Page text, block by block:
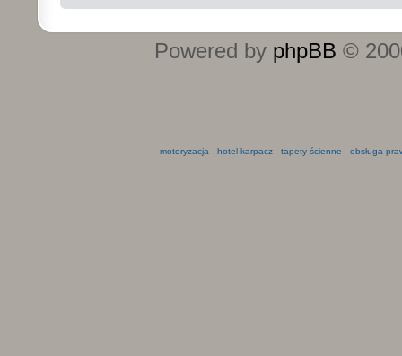
Powered by phpBB ©
motoryzacja - hotel karpacz- tapety ścienne - obsługa